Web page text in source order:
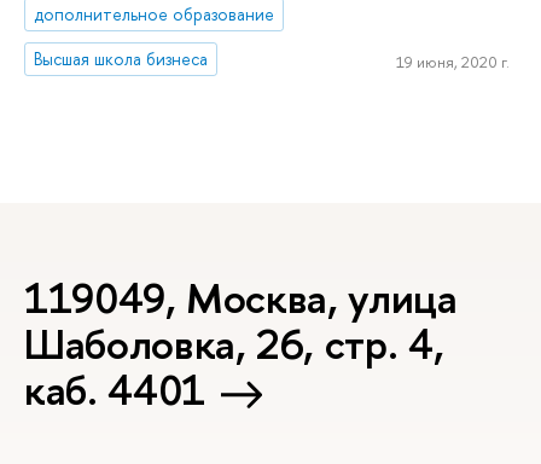
дополнительное образование
Высшая школа бизнеса
19 июня, 2020 г.
119049, Москва, улица
Шаболовка, 26, стр. 4,
каб. 4401